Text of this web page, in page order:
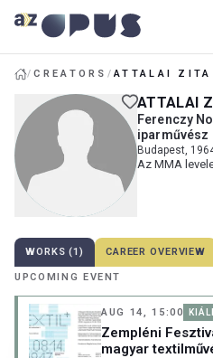
/CREATORS /ATTALAI ZITA
ATTALAI
Ferenczy
iparművész
Budapest,
Az MMA
WORKS (1) CAREER OVERVIEW
UPCOMING EVENT
AUG 14, 15:00
Zempléni
magyar